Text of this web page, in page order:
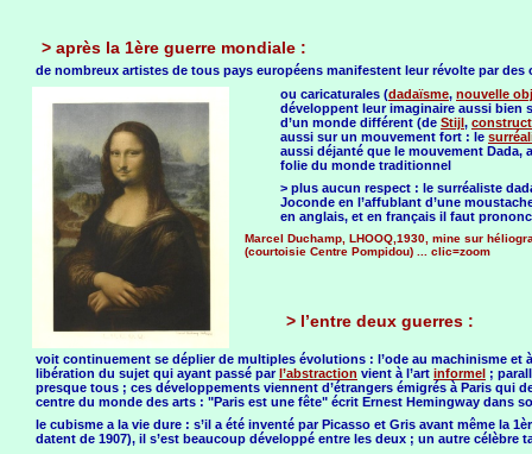
> après la 1ère guerre mondiale :
de nombreux artistes de tous pays européens manifestent leur révolte par des
ou caricaturales (dadaïsme, nouvelle
développent leur imaginaire aussi bien
d’un monde différent (de Stijl,
aussi sur un mouvement fort : le
aussi déjanté que le mouvement Dada,
folie du monde traditionnel
> plus aucun respect : le surréaliste
Joconde en l’affublant d’une
en anglais, et en français il faut
Marcel Duchamp, LHOOQ,1930, mine sur
(courtoisie Centre Pompidou) ... clic=zoom
> l’entre deux guerres :
voit continuement se déplier de multiples évolutions : l’ode au machinisme et
libération du sujet qui ayant passé parl’abstraction vient à l’art informel ;
presque tous ; ces développements viennent d’étrangers émigrés à Paris qui
centre du monde des arts : "Paris est une fête" écrit Ernest Hemingway dans
le cubisme a la vie dure : s’il a été inventé par Picasso et Gris avant même la
datent de 1907), il s’est beaucoup développé entre les deux ; un autre célèbre